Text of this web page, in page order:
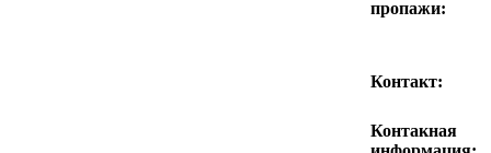
пропажи:
Контакт:
Контакная